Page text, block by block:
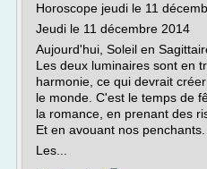
Horoscope jeudi le 11
Jeudi le 11 décembre 2014
Aujourd'hui, Soleil en
Les deux luminaires sont en
harmonie, ce qui devrait
le monde. C'est le temps de
la romance, en prenant des
Et en avouant nos penchants.
Les...